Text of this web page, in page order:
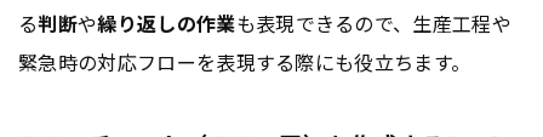
る判断や繰り返しの作業も表現できるので、生産工程や
緊急時の対応フローを表現する際にも役立ちます。